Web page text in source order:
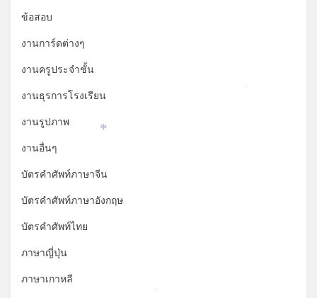
ข้อสอบ
งานการ์ดต่างๆ
งานครูประจำชั้น
งานธุรการโรงเรียน
งานรูปภาพ
งานอื่นๆ
บัตรคำศัพท์ภาษาจีน
บัตรคำศัพท์ภาษาอังกฤษ
บัตรคำศัพท์ไทย
ภาษาญี่ปุ่น
ภาษาเกาหลี